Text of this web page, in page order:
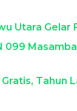
Utara Gelar
099
Tahun